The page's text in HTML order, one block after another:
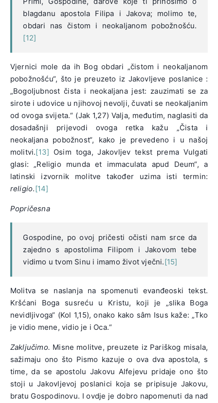
blagdanu apostola Filipa i Jakova; molimo te,
obdari nas čistom i neokaljanom pobožnošću.
[12]
Vjernici mole da ih Bog obdari „čistom i neokaljanom
pobožnošću“, što je preuzeto iz Jakovljeve poslanice :
„Bogoljubnost čista i neokaljana jest: zauzimati se za
sirote i udovice u njihovoj nevolji, čuvati se neokaljanim
od ovoga svijeta.“ (Jak 1,27) Valja, međutim, naglasiti da
dosadašnji prijevodi ovoga retka kažu „Čista i
neokaljana pobožnost“, kako je prevedeno i u našoj
molitvi.[13] Osim toga, Jakovljev tekst prema Vulgati
glasi: „Religio munda et immaculata apud Deum“, a
latinski izvornik molitve također uzima isti termin:
religio.[14]
Popričesna
Gospodine, po ovoj pričesti očisti nam srce da
zajedno s apostolima Filipom i Jakovom tebe
vidimo u tvom Sinu i imamo život vječni. [15]
Molitva se naslanja na spomenuti evanđeoski tekst.
Kršćani Boga susreću u Kristu, koji je „slika Boga
nevidljivoga“ (Kol 1,15), onako kako sâm Isus kaže: „Tko
je vidio mene, vidio je i Oca.“
Zaključimo. Misne molitve, preuzete iz Pariškog misala,
sažimaju ono što Pismo kazuje o ova dva apostola, s
time, da se apostolu Jakovu Alfejevu pridaje ono što
stoji u Jakovljevoj poslanici koja se pripisuje Jakovu,
bratu Gospodinovu. I ovdje je dobro napomenuti da nad